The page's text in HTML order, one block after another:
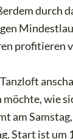
durch
profitieren
wie
am
Start ist um